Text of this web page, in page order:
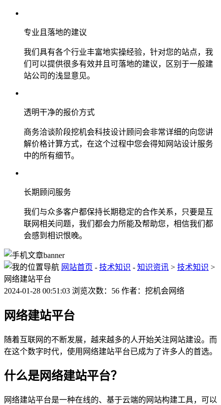
专业且落地的建议
我们具有各个行业丰富地实操经验，针对您的站点，我
们可以提供很多有效并且可落地的建议，区别于一般建
站公司的浅显意见。
透明干净的报价方式
商务洽谈阶段挖机会科技设计顾问会非常详细的向您讲
解价格计算方式，在这个过程中您会得知网站设计服务
中的所有细节。
长期顾问服务
我们与众多客户都保持长期稳定的合作关系，只要是互
联网相关问题，我们都会力所能及帮助您，相信我们都
会感到相识恨晚。
网站首页 - 技术知识 - 知识资讯 > 技术知识 >
网络建站平台
2024-01-28 00:51:03 浏览次数：56 作者：挖机会网络
网络建站平台
随着互联网的不断发展，越来越多的人开始关注网站建设。而
在这个数字时代，使用网络建站平台已成为了许多人的首选。
什么是网络建站平台？
网络建站平台是一种在线的、基于云端的网站构建工具，可以